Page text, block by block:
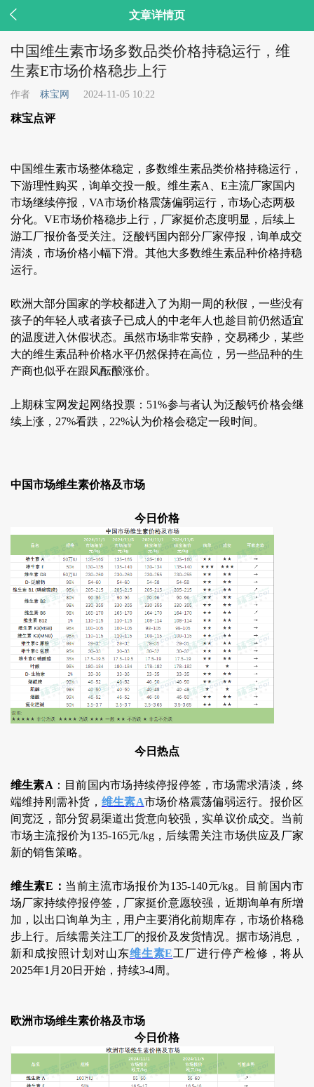
 文章详情页
中国维生素市场多数品类价格持稳运行，维
生素E市场价格稳步上行
作者 秣宝网 2024-11-05 10:22
秣宝点评
中国维生素市场整体稳定，多数维生素品类价格持稳运行，
下游理性购买，询单交投一般。维生素A、E主流厂家国内
市场继续停报，VA市场价格震荡偏弱运行，市场心态两极
分化。VE市场价格稳步上行，厂家挺价态度明显，后续上
游工厂报价备受关注。泛酸钙国内部分厂家停报，询单成交
清淡，市场价格小幅下滑。其他大多数维生素品种价格持稳
运行。
欧洲大部分国家的学校都进入了为期一周的秋假，一些没有
孩子的年轻人或者孩子已成人的中老年人也趁目前仍然适宜
的温度进入休假状态。虽然市场非常安静，交易稀少，某些
大的维生素品种价格水平仍然保持在高位，另一些品种的生
产商也似乎在跟风酝酿涨价。
上期秣宝网发起网络投票：51%参与者认为泛酸钙价格会继
续上涨，27%看跌，22%认为价格会稳定一段时间。
中国市场维生素价格及市场
今日价格
今日热点
维生素A ：目前国内市场持续停报停签，市场需求清淡，终
端维持刚需补货， 维生素A市场价格震荡偏弱运行。报价区
间宽泛，部分贸易渠道出货意向较强，实单议价成交。当前
市场主流报价为135-165元/kg，后续需关注市场供应及厂家
新的销售策略。
维生素E： 当前主流市场报价为135-140元/kg。目前国内市
场厂家持续停报停签，厂家挺价意愿较强，近期询单有所增
加，以出口询单为主，用户主要消化前期库存，市场价格稳
步上行。后续需关注工厂的报价及发货情况。据市场消息，
新和成按照计划对山东维生素E工厂进行停产检修，将从
2025年1月20日开始，持续3-4周。
欧洲市场维生素价格及市场
今日价格